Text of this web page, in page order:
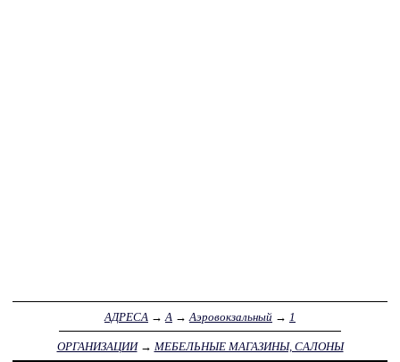
АДРЕСА → А → Аэровокзальный → 1
ОРГАНИЗАЦИИ→ МЕБЕЛЬНЫЕ МАГАЗИНЫ, САЛОНЫ